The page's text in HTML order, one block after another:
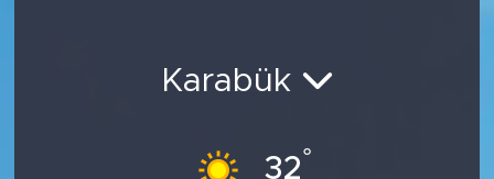
Karabük
32°
BİLİM-TEKNOLOJİ